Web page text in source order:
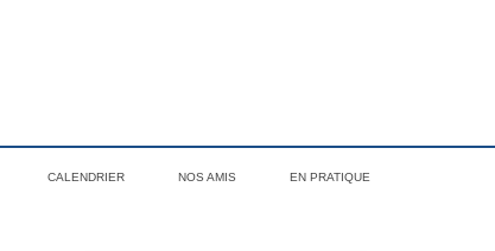
CALENDRIER NOS AMIS EN PRATIQUE